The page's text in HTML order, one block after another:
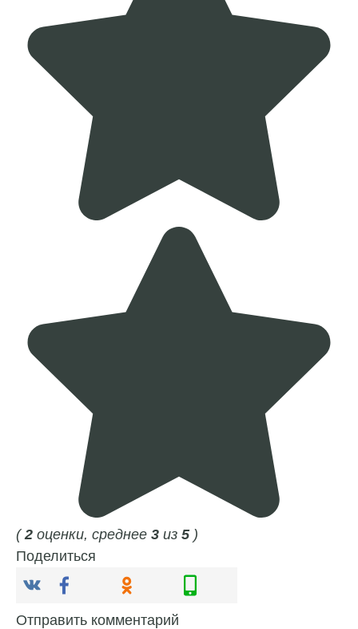
(2 оценки, среднее 3 из 5)
Поделиться
Отправить комментарий